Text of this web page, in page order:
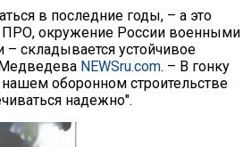
в последние годы, – а это
ПРО, окружение России военными
складывается устойчивое
Медведева NEWSru.com. – В гонку
оборонном строительстве
надежно".